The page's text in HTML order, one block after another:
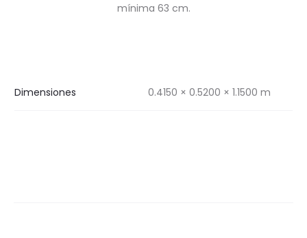
mínima 63 cm.
Dimensiones 0.4150 × 0.5200 × 1.1500 m